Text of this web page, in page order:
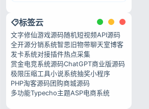
标签云
文字修仙游戏源码随机短视频API源码
全开源分销系统智思旧物带聊天室博客
发卡系统对接插件热点采集
赏金电竞系统源码ChatGPT商业版源码
极限压缩工具小说系统抽奖小程序
PHP淘客源码 团购商城源码
多功能Typecho主题ASP电商系统